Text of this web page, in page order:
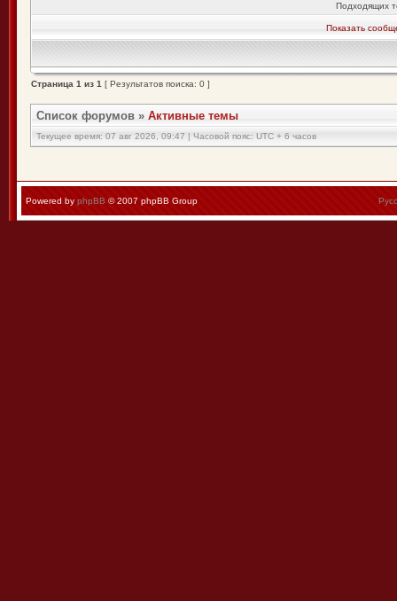
Подходящих
Показать
Страница 1 из 1 [ Результатов поиска: 0 ]
Список форумов » Активные темы
Текущее время: 07 авг 2026, 09:47 | Часовой пояс: UTC + 6 часов
Powered by phpBB © 2007 phpBB Group